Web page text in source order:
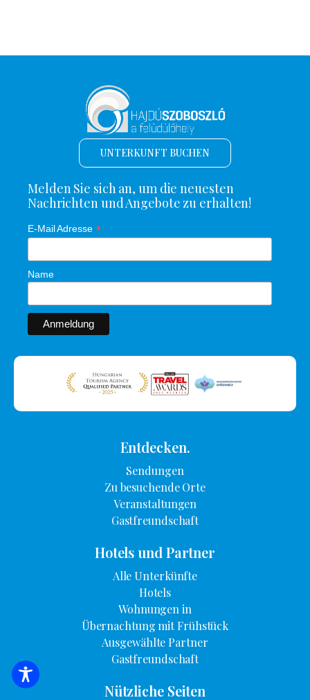
UNTERKUNFT BUCHEN
Melden Sie sich an, um die neuesten
Nachrichten und Angebote zu erhalten!
E-Mail Adresse *
Name
Entdecken.
Sendungen
Zu besuchende Orte
Veranstaltungen
Gastfreundschaft
Hotels und Partner
Alle Unterkünfte
Hotels
Wohnungen in
Übernachtung mit Frühstück
Ausgewählte Partner
Gastfreundschaft
Nützliche Seiten